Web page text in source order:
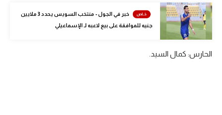
أقسام خاصة
Gamers
ميركاتو
تحقيق في الجول
خبر في الجول - منتخب السويس يحدد 3 ملايين
جنيه للموافقة على بيع لاعبه لـ الإسماعيلي
الحارس: كمال السيد.